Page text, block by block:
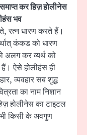
कर हिज़ होलीनेस
भव
रत्न धारण करते हैं।
कंकड को धारण
अलग कर व्यर्थ को
ऐसे होलीहंस ही
व्यवहार सब शुद्ध
का नाम निशान
होलीनेस का टाइटल
किसी के अवगुण